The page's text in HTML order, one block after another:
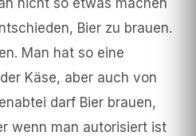
nicht so etwas machen
Bier zu brauen.
Man hat so eine
Käse, aber auch von
darf Bier brauen,
wenn man autorisiert ist